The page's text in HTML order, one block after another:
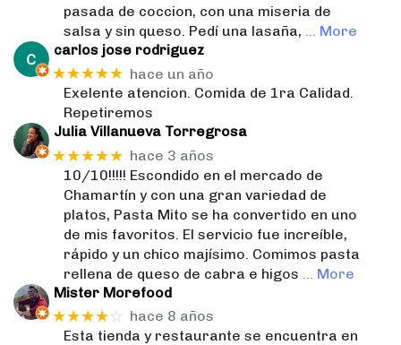
pasada de coccion, con una miseria de
salsa y sin queso. Pedí una lasaña,
… More
carlos jose rodriguez
★★★★★ hace un año
Exelente atencion. Comida de 1ra Calidad.
Repetiremos
Julia Villanueva Torregrosa
★★★★★ hace 3 años
10/10!!!!! Escondido en el mercado de
Chamartín y con una gran variedad de
platos, Pasta Mito se ha convertido en uno
de mis favoritos. El servicio fue increíble,
rápido y un chico majísimo. Comimos pasta
rellena de queso de cabra e higos
… More
Mister Morefood
★★★★☆ hace 8 años
Esta tienda y restaurante se encuentra en